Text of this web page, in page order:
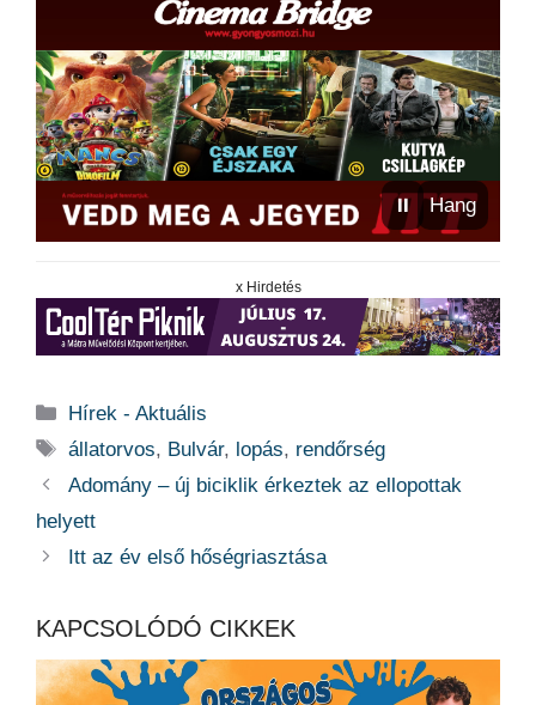
⏸ Hang
x Hirdetés
Kategória
Hírek - Aktuális
Címkék
állatorvos, Bulvár, lopás, rendőrség
Adomány – új biciklik érkeztek az ellopottak
helyett
Itt az év első hőségriasztása
KAPCSOLÓDÓ CIKKEK